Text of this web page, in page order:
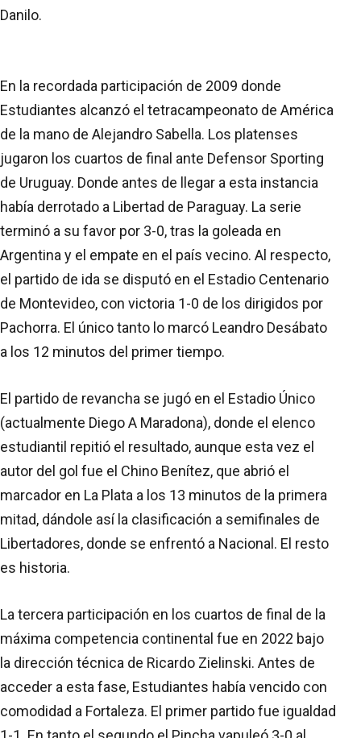
Danilo.
En la recordada participación de 2009 donde
Estudiantes alcanzó el tetracampeonato de América
de la mano de Alejandro Sabella. Los platenses
jugaron los cuartos de final ante Defensor Sporting
de Uruguay. Donde antes de llegar a esta instancia
había derrotado a Libertad de Paraguay. La serie
terminó a su favor por 3-0, tras la goleada en
Argentina y el empate en el país vecino. Al respecto,
el partido de ida se disputó en el Estadio Centenario
de Montevideo, con victoria 1-0 de los dirigidos por
Pachorra. El único tanto lo marcó Leandro Desábato
a los 12 minutos del primer tiempo.
El partido de revancha se jugó en el Estadio Único
(actualmente Diego A Maradona), donde el elenco
estudiantil repitió el resultado, aunque esta vez el
autor del gol fue el Chino Benítez, que abrió el
marcador en La Plata a los 13 minutos de la primera
mitad, dándole así la clasificación a semifinales de
Libertadores, donde se enfrentó a Nacional. El resto
es historia.
La tercera participación en los cuartos de final de la
máxima competencia continental fue en 2022 bajo
la dirección técnica de Ricardo Zielinski. Antes de
acceder a esta fase, Estudiantes había vencido con
comodidad a Fortaleza. El primer partido fue igualdad